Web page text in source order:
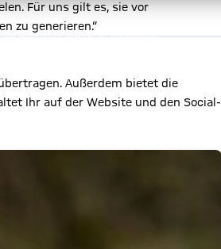
Für uns gilt es, sie vor
zu generieren.“
Hilfe von Cookies zu verarbeiten.
Einstellung wird für alle Inhalte
Außerdem bietet die
Ihr auf der Website und den Social-